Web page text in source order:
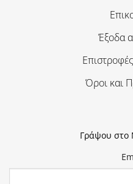
Έξοδα
Όροι και
Γράψου στο